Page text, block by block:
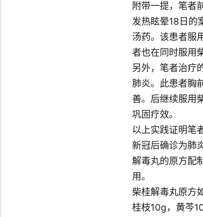
附带一提，笔者
发热眩晕18日的
汤药。该患者服
者也在同时服用
另外，笔者治疗
肺炎。此患者胸
善。后继续服用
巩固疗效。
以上实践证明笔
新冠后确诊为肺
解毒丸的原方配
用。
柴桂解毒丸原方
桂枝10g，黄芩